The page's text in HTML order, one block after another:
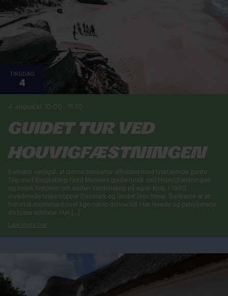
TIRSDAG
4
4. august kl. 10:00 - 11:30
Guidet tur ved
Houvigfæstningen
Bemærk venligst, at denne bunkertur afholdes med tysktalende guide.
Tag med Ringkøbing Fjord Museers guide rundt ved Houvigfæstningen
og mærk historien om Anden Verdenskrig på egen krop. I 1940
invaderede tyske tropper Danmark og landet blev besat. Bunkerne er et
historisk monument over lige netop denne tid. Her levede og patruljerede
de tyske soldater. Hør […]
Læs mere her